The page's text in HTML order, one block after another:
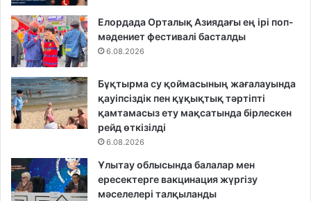
Елордада Орталық Азиядағы ең ірі поп-
мәдениет фестивалі басталды
6.08.2026
Бұқтырма су қоймасының жағалауында
қауіпсіздік пен құқықтық тәртіпті
қамтамасыз ету мақсатында бірлескен
рейд өткізілді
6.08.2026
Ұлытау облысында балалар мен
ересектерге вакцинация жүргізу
мәселелері талқыланды